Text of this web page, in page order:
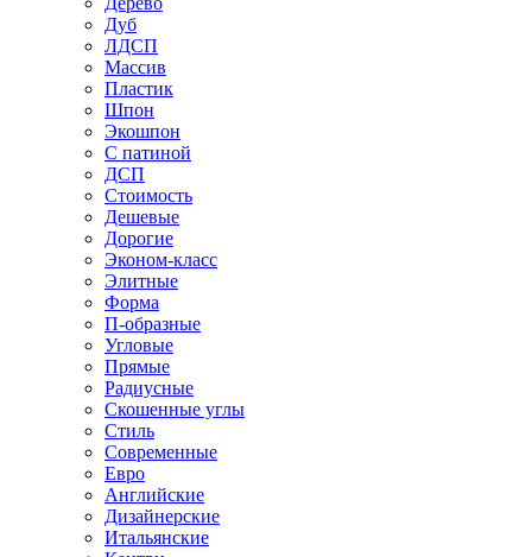
Дуб
ЛДСП
Массив
Пластик
Шпон
Экошпон
С патиной
ДСП
Стоимость
Дешевые
Дорогие
Эконом-класс
Элитные
Форма
П-образные
Угловые
Прямые
Радиусные
Скошенные углы
Стиль
Современные
Евро
Английские
Дизайнерские
Итальянские